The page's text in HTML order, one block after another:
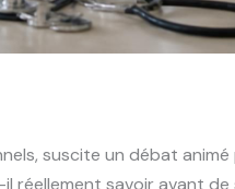
suscite un débat animé
savoir avant de